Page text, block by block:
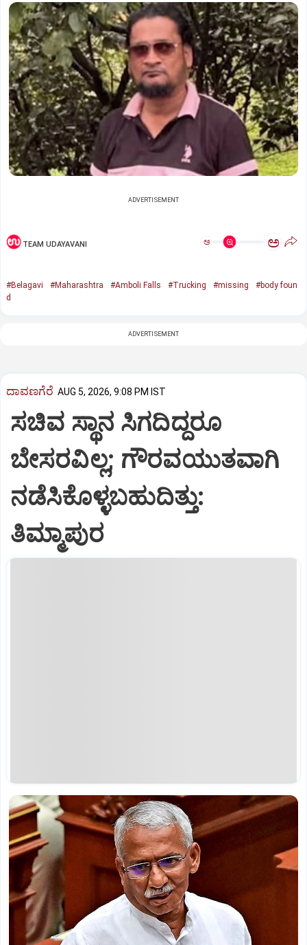
ADVERTISEMENT
TEAM UDAYAVANI ಅ ಅ
#Belagavi #Maharashtra #Amboli Falls #Trucking #missing
#body foun
d
ADVERTISEMENT
ದಾವಣಗೆರೆ AUG 5, 2026, 9:08 PM IST
ಸಚಿವ ಸ್ಥಾನ ಸಿಗದಿದ್ದರೂ
ಬೇಸರವಿಲ್ಲ; ಗೌರವಯುತವಾಗಿ
ನಡೆಸಿಕೊಳ್ಳಬಹುದಿತ್ತು:
ತಿಮ್ಮಾಪುರ